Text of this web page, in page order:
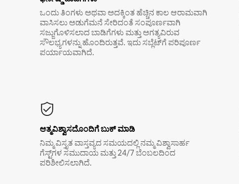
ಒಂದು ತಿಂಗಳು ಅಥವಾ ಅದಕ್ಕಿಂತ ಹೆಚ್ಚಿನ ಕಾಲ ಆರಾಮವಾಗಿ
ವಾಸಿಸಲು ಅಡುಗೆಮನೆ ಸೇರಿದಂತೆ ಸಂಪೂರ್ಣವಾಗಿ
ಸಜ್ಜುಗೊಳಿಸಲಾದ ಬಾಡಿಗೆಗಳು ಮತ್ತು ಅಗತ್ಯವಿರುವ
ಸೌಲಭ್ಯಗಳನ್ನು ಹೊಂದಿರುತ್ತವೆ. ಇದು ಸಬ್ಲೆಟ್‌ಗೆ ಪರಿಪೂರ್ಣ
ಪರ್ಯಾಯವಾಗಿದೆ.
ಆತ್ಮವಿಶ್ವಾಸದೊಂದಿಗೆ ಬುಕ್ ಮಾಡಿ
ನಿಮ್ಮ ವಿಸ್ತೃತ ವಾಸ್ತವ್ಯದ ಸಮಯದಲ್ಲಿ ನಮ್ಮ ವಿಶ್ವಾಸಾರ್ಹ
ಗೆಸ್ಟ್‌ಗಳ ಸಮುದಾಯ ಮತ್ತು 24/7 ಬೆಂಬಲದಿಂದ
ಪರಿಶೀಲಿಸಲಾಗಿದೆ.